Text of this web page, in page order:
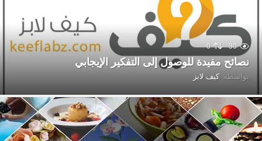
30
0
نصائح مفيدة للوصول إلى التفكير الإيجابي
بواسطة كيف لابز